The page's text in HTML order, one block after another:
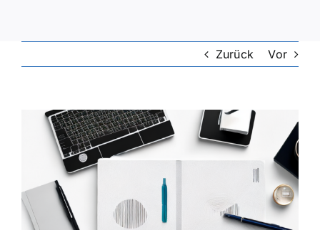
Zurück Vor
Zeige
grösseres